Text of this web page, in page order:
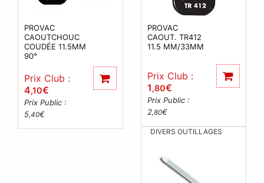
PROVAC
CAOUTCHOUC
COUDÉE 11.5MM
90°
Prix Club :
4,10€
Prix Public :
5,40€
PROVAC
CAOUT. TR412
11.5 MM/33MM
Prix Club :
1,80€
Prix Public :
2,80€
DIVERS OUTILLAGES